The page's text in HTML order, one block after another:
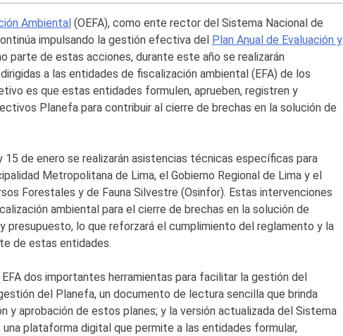
Ambiental (OEFA), como ente rector del Sistema Nacional de
impulsando la gestión efectiva del
Plan Anual de Evaluación y
parte de estas acciones, durante este año se realizarán
a las entidades de fiscalización ambiental (EFA) de los
es que estas entidades formulen, aprueben, registren y
Planefa para contribuir al cierre de brechas en la solución de
15 de enero se realizarán asistencias técnicas específicas para
Metropolitana de Lima, el Gobierno Regional de Lima y el
Forestales y de Fauna Silvestre (Osinfor). Estas intervenciones
ambiental para el cierre de brechas en la solución de
presupuesto, lo que reforzará el cumplimiento del reglamento y la
de estas entidades.
dos importantes herramientas para facilitar la gestión del
del Planefa, un documento de lectura sencilla que brinda
y aprobación de estos planes; y la versión actualizada del Sistema
plataforma digital que permite a las entidades formular,